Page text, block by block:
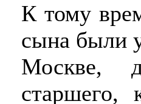
К тому
сына были
Москве,
старшего,